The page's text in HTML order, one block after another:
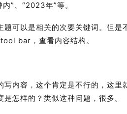
”、“2023年”等。
可以是相关的次要关键词。但
bar，查看内容结构。
内容，这个肯定是不行的，这里
怎样的？类似这种问题，很多。